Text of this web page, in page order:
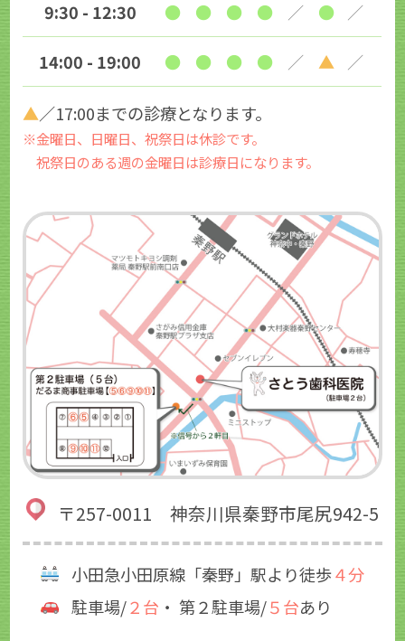
9:30 - 12:30 ● ● ● ● ／ ● ／
14:00 - 19:00 ● ● ● ● ／ ▲ ／
▲／17:00までの診療となります。
※金曜日、日曜日、祝祭日は休診です。
祝祭日のある週の金曜日は診療日になります。
〒257-0011 神奈川県秦野市尾尻942-5
小田急小田原線「秦野」駅より徒歩４分
駐車場/２台 ・ 第２駐車場/５台あり